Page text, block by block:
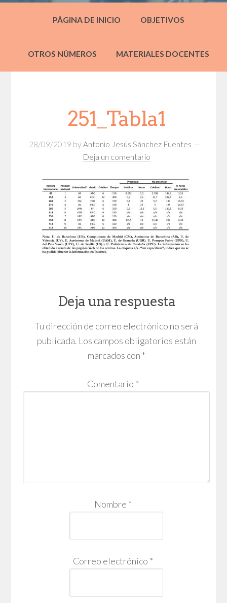
PÁGINA DE INICIO OBJETIVOS
OTROS NÚMEROS MATERIALES DOCENTES
251_Tabla1
28/09/2019 by Antonio Jesús Sánchez Fuentes
Deja un comentario
Deja una respuesta
Tu dirección de correo electrónico no será
publicada. Los campos obligatorios están
marcados con *
Comentario *
Nombre *
Correo electrónico *